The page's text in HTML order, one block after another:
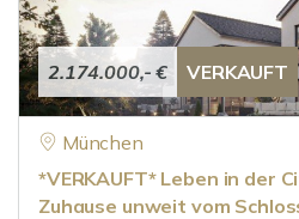
2.174.000,- € VERKAUFT
München
*VERKAUFT* Leben in der
Zuhause unweit vom